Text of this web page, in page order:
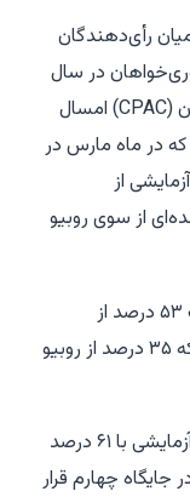
رأی‌دهندگان
در سال
۲۰۲۸ در کنفرانس اقدام سیاسی محافظه‌کاران (CPAC) امسال
در ماه مارس در
از
از سوی روبیو
نظرسنجی CPAC نشان داد که ونس حمایت ۵۳ درصد از
شرکت‌کنندگان کنفرانس را داشت، در حالی که ۳۵ درصد از روبیو
در مقابل، سال گذشته، ونس در نظرسنجی آزمایشی با ۶۱ درصد
که روبیو با تنها ۳ درصد در جایگاه چهارم قرار